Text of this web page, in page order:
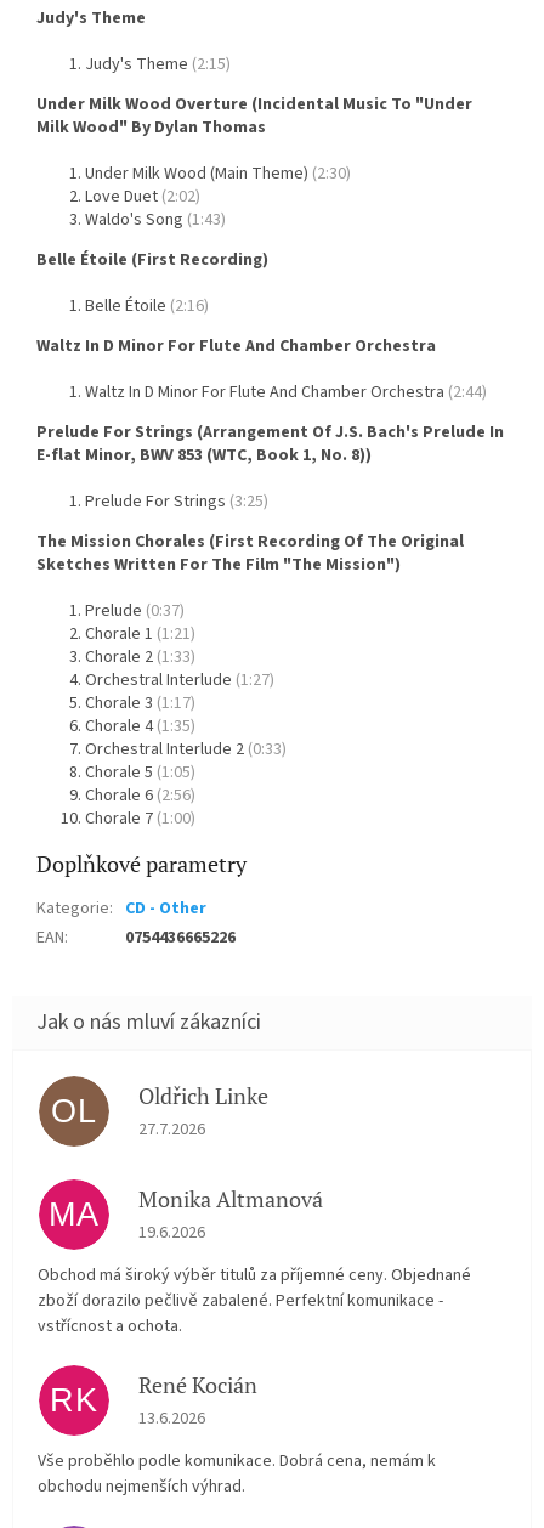
Judy's Theme
Judy's Theme (2:15)
Under Milk Wood Overture (Incidental Music To "Under
Milk Wood" By Dylan Thomas
Under Milk Wood (Main Theme) (2:30)
Love Duet (2:02)
Waldo's Song (1:43)
Belle Étoile (First Recording)
Belle Étoile (2:16)
Waltz In D Minor For Flute And Chamber Orchestra
Waltz In D Minor For Flute And Chamber Orchestra (2:44)
Prelude For Strings (Arrangement Of J.S. Bach's Prelude In
E-flat Minor, BWV 853 (WTC, Book 1, No. 8))
Prelude For Strings (3:25)
The Mission Chorales (First Recording Of The Original
Sketches Written For The Film "The Mission")
Prelude (0:37)
Chorale 1 (1:21)
Chorale 2 (1:33)
Orchestral Interlude (1:27)
Chorale 3 (1:17)
Chorale 4(1:35)
Orchestral Interlude 2 (0:33)
Chorale 5 (1:05)
Chorale 6 (2:56)
Chorale 7 (1:00)
Doplňkové parametry
Kategorie: CD - Other
EAN: 0754436665226
OL Oldřich Linke
Hodnocení obchodu je 5 z 5 hvězdiček.
27.7.2026
MA Monika Altmanová
Hodnocení obchodu je 5 z 5 hvězdiček.
19.6.2026
Obchod má široký výběr titulů za příjemné ceny. Objednané
zboží dorazilo pečlivě zabalené. Perfektní komunikace -
vstřícnost a ochota.
RK René Kocián
Hodnocení obchodu je 5 z 5 hvězdiček.
13.6.2026
Vše proběhlo podle komunikace. Dobrá cena, nemám k
obchodu nejmenších výhrad.